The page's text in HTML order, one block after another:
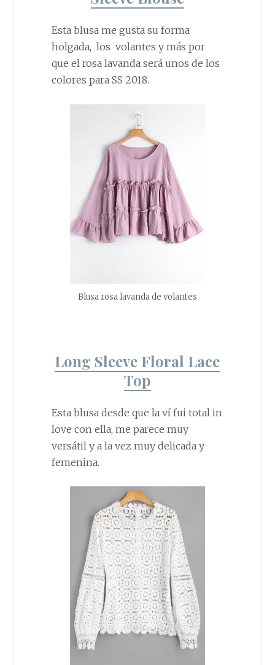
Esta blusa me gusta su forma
holgada, los volantes y más por
que el rosa lavanda será unos de los
colores para SS 2018.
Blusa rosa lavanda de volantes
Long Sleeve Floral Lace
Top
Esta blusa desde que la ví fui total in
love con ella, me parece muy
versátil y a la vez muy delicada y
femenina.